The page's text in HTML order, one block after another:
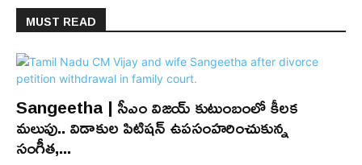
MUST READ
Sangeetha | సీఎం విజయ్ కుటుంబంలో కీలక
మలుపు.. విడాకుల పిటిషన్ ఉపసంహరించుకున్న
సంగీత,...